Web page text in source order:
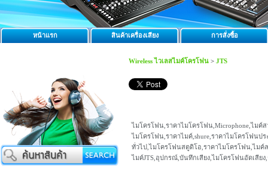
หน้าแรก สินค้าเครื่องเสียง การสั่งซื้อ
Wireless ไวเลสไมค์โครโฟน > JTS
ไมโครโฟน,ราคาไมโครโฟน,Microphone,ไม
ไมโครโฟน,ราคาไมค์,shure,ราคาไมโครโฟนปร
ทั่วไป,ไมโครโฟนสตูดิโอ,ราคาไมโครโฟน,ไมค์
ไมค์JTS,อุปกรณ์,บันทึกเสียง,ไมโครโฟนอัดเสีย